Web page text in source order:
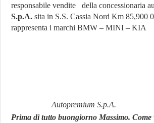
responsabile vendite della concessionaria
S.p.A. sita in S.S. Cassia Nord Km 85,900
rappresenta i marchi BMW – MINI – KIA
Autopremium S.p.A.
Prima di tutto buongiorno Massimo. Come